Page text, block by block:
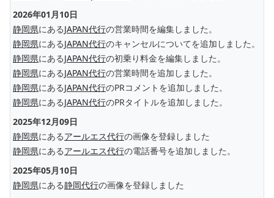
2026年01月10日
静岡県にあるJAPAN代行の営業時間を編集しました。
静岡県にあるJAPAN代行のキャンセルについてを追加しました。
静岡県にあるJAPAN代行の初乗り料金を編集しました。
静岡県にあるJAPAN代行の営業時間を追加しました。
静岡県にあるJAPAN代行のPRコメントを追加しました。
静岡県にあるJAPAN代行のPRタイトルを追加しました。
2025年12月09日
静岡県にあるアールエス代行の画像を登録しました
静岡県にあるアールエス代行の電話番号を追加しました。
2025年05月10日
静岡県にある静岡代行の画像を登録しました